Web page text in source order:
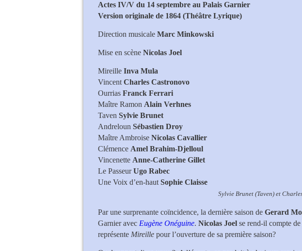
Actes IV/V du 14 septembre au Palais Garnier
Version originale de 1864 (Théâtre Lyrique)
Direction musicale Marc Minkowski
Mise en scène Nicolas Joel
Mireille Inva Mula
Vincent Charles Castronovo
Ourrias Franck Ferrari
Maître Ramon Alain Verhnes
Taven Sylvie Brunet
Andreloun Sébastien Droy
Maître Ambroise Nicolas Cavallier
Clémence Amel Brahim-Djelloul
Vincenette Anne-Catherine Gillet
Le PasseurUgo Rabec
Une Voix d’en-haut Sophie Claisse
Sylvie Brunet (Taven) et
Par une surprenante coïncidence, la dernière saison de Gerard
Garnier avec Eugène Onéguine. Nicolas Joel se rend-il compte
représente Mireille pour l’ouverture de sa première saison?